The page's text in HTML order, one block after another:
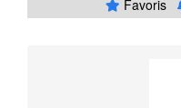
Favoris